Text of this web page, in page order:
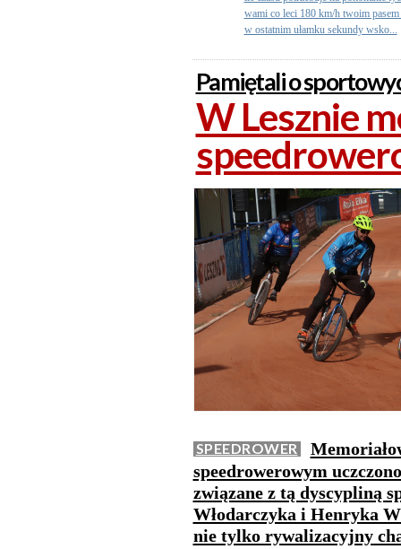
wami co leci 180 km/h twoim
w ostatnim ułamku sekundy wsko...
Pamiętali o
W Lesznie
SPEEDROWER
speedrowerowym
związane z tą dyscypliną
Włodarczyka i Henryka
nie tylko rywalizacyjny